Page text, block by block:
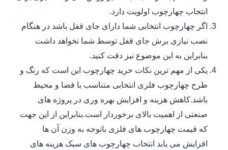
انتخاب چهارچوب اولویت دارد.
اگر چهارچوب انتخابی شما دارای جای قفل باشد در هنگام
نصب نیازی برش جای قفل توسط شما نخواهد داشت
بنابراین به این موضوع نیز دقت کنید.
یکی از مهم ترین نکات خرید چهارچوب این است که رنگ و
طرح چهارچوب فلزی انتخابی متناسب با فضا و محیط
باشد.کاهش هزینه و افزایش بهره وری در پروژه های
صنعتی از اهمیت بالای برخوردار است.بنابراین از این جهت
که قیمت چهارچوب های فلزی باتوجه به وزن آن ها
افزایش می یابد انتخاب چهارچوب های سبک هزینه های